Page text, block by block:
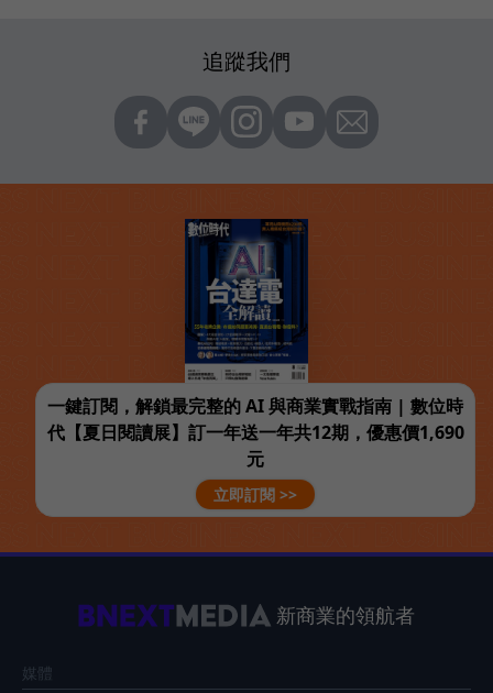
追蹤我們
一鍵訂閱，解鎖最完整的 AI 與商業實戰指南 | 數位時
代【夏日閱讀展】訂一年送一年共12期，優惠價1,690
元
立即訂閱 >>
新商業的領航者
媒體